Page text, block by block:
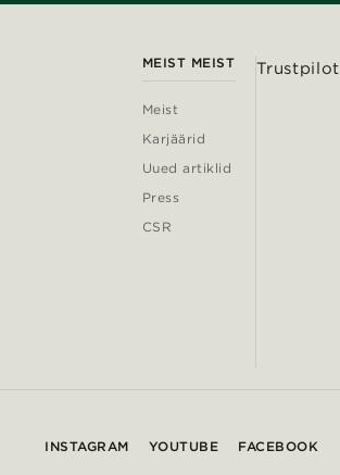
MEIST MEIST
Meist
Karjäärid
Uued artiklid
Press
CSR
Trustpilot
INSTAGRAM YOUTUBE FACEBOOK